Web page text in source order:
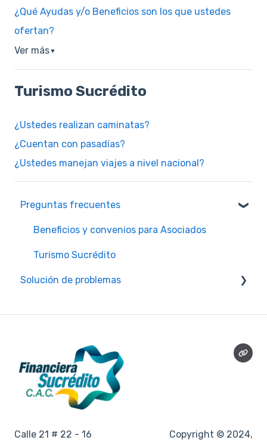
¿Qué Ayudas y/o Beneficios son los que ustedes
ofertan?
Ver más▼
Turismo Sucrédito
¿Ustedes realizan caminatas?
¿Cuentan con pasadías?
¿Ustedes manejan viajes a nivel nacional?
Preguntas frecuentes
Beneficios y convenios para Asociados
Turismo Sucrédito
Solución de problemas
Calle 21 # 22 - 16 Copyright © 2024,